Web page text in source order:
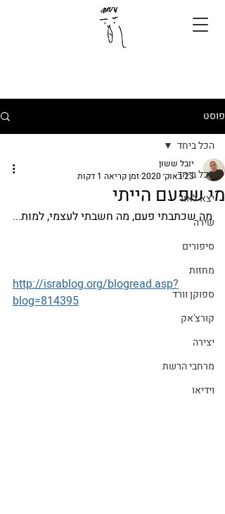
פוסט
הכל ביחד
יצא לאור
שירה
סיפורים
מחזות
ספוקן וורד
קורצ'אק
יצירה
מרחבי הרשת
וידיאו
הכל ביחד
מי שפעם הייתי
יובל ששון
23 באוק׳ 2020
זמן קריאה 1 דקות
מה שכתבתי פעם, מה חשבתי לעצמי, למות...
http://israblog.org/blogread.asp?
blog=814395